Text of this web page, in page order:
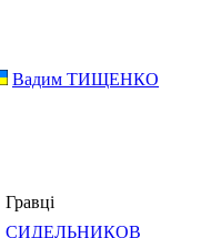
Вадим ТИЩЕНКО
Гравці
СИДЕЛЬНИКОВ